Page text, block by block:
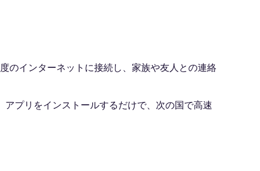
のインターネットに接続し、家族や友人との連絡
プリをインストールするだけで、次の国で高速